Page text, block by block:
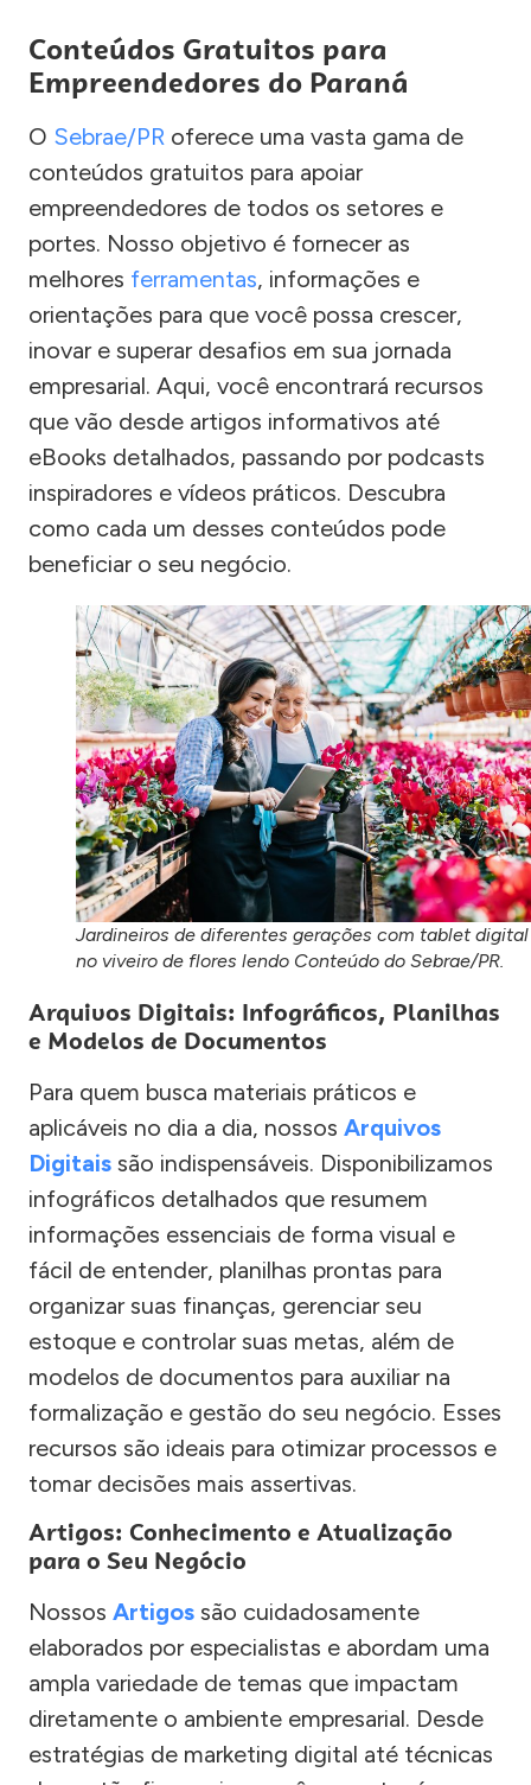
Conteúdos Gratuitos para
Empreendedores do Paraná
O Sebrae/PR oferece uma vasta gama de
conteúdos gratuitos para apoiar
empreendedores de todos os setores e
portes. Nosso objetivo é fornecer as
melhores ferramentas, informações e
orientações para que você possa crescer,
inovar e superar desafios em sua jornada
empresarial. Aqui, você encontrará recursos
que vão desde artigos informativos até
eBooks detalhados, passando por podcasts
inspiradores e vídeos práticos. Descubra
como cada um desses conteúdos pode
beneficiar o seu negócio.
Jardineiros de diferentes gerações com tablet digital
no viveiro de flores lendo Conteúdo do Sebrae/PR.
Arquivos Digitais: Infográficos, Planilhas
e Modelos de Documentos
Para quem busca materiais práticos e
aplicáveis no dia a dia, nossos Arquivos
Digitais são indispensáveis. Disponibilizamos
infográficos detalhados que resumem
informações essenciais de forma visual e
fácil de entender, planilhas prontas para
organizar suas finanças, gerenciar seu
estoque e controlar suas metas, além de
modelos de documentos para auxiliar na
formalização e gestão do seu negócio. Esses
recursos são ideais para otimizar processos e
tomar decisões mais assertivas.
Artigos: Conhecimento e Atualização
para o Seu Negócio
Nossos Artigos são cuidadosamente
elaborados por especialistas e abordam uma
ampla variedade de temas que impactam
diretamente o ambiente empresarial. Desde
estratégias de marketing digital até técnicas